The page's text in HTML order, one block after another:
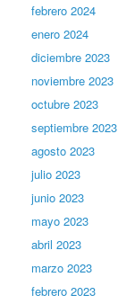
febrero 2024
enero 2024
diciembre 2023
noviembre 2023
octubre 2023
septiembre 2023
agosto 2023
julio 2023
junio 2023
mayo 2023
abril 2023
marzo 2023
febrero 2023